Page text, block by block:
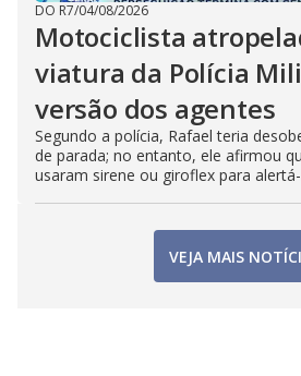
DO R7/04/08/2026
Motociclista
viatura da Polícia
versão dos agentes
Segundo a polícia, Rafael teria
de parada; no entanto, ele afirmou
usaram sirene ou giroflex para
VEJA MAIS